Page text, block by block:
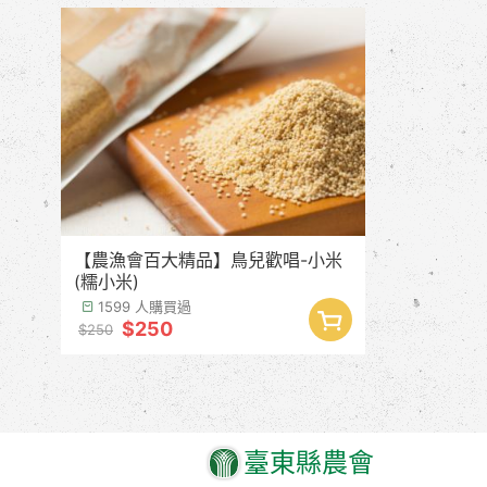
【農漁會百大精品】鳥兒歡唱-小米
(糯小米)
1599 人購買過
$250 $250
臺東縣農會